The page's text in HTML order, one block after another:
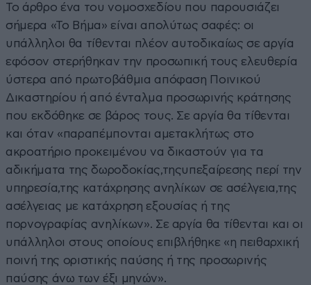
Το άρθρο ένα του νομοσχεδίου που παρουσιάζει
σήμερα «Το Βήμα» είναι απολύτως σαφές: οι
υπάλληλοι θα τίθενται πλέον αυτοδικαίως σε αργία
εφόσον στερήθηκαν την προσωπική τους ελευθερία
ύστερα από πρωτοβάθμια απόφαση Ποινικού
Δικαστηρίου ή από ένταλμα προσωρινής κράτησης
που εκδόθηκε σε βάρος τους. Σε αργία θα τίθενται
και όταν «παραπέμπονται αμετακλήτως στο
ακροατήριο προκειμένου να δικαστούν για τα
αδικήματα της δωροδοκίας,τηςυπεξαίρεσης περί την
υπηρεσία,της κατάχρησης ανηλίκων σε ασέλγεια,της
ασέλγειας με κατάχρηση εξουσίας ή της
πορνογραφίας ανηλίκων». Σε αργία θα τίθενται και οι
υπάλληλοι στους οποίους επιβλήθηκε «η πειθαρχική
ποινή της οριστικής παύσης ή της προσωρινής
παύσης άνω των έξι μηνών».